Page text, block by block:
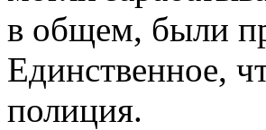
в общем, были
Единственное,
полиция.